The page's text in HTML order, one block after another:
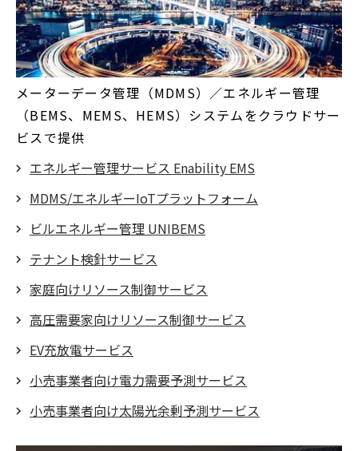
メーターデータ管理（MDMS）／エネルギー管理
（BEMS、MEMS、HEMS）システムをクラウドサー
ビスで提供
エネルギー管理サービス Enability EMS
MDMS/エネルギーIoTプラットフォーム
ビルエネルギー管理 UNIBEMS
テナント検針サービス
家庭向けリソース制御サービス
高圧需要家向けリソース制御サービス
EV充放電サービス
小売事業者向け電力需要予測サービス
小売事業者向け太陽光余剰予測サービス